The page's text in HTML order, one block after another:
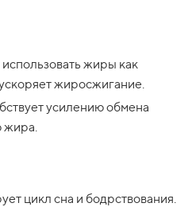
жиры как
жиросжигание.
усилению обмена
жира.
цикл сна и бодрствования.